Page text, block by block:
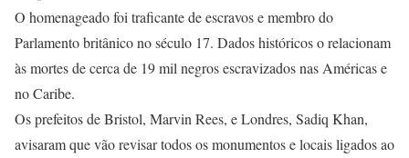
O homenageado foi traficante de escravos e membro do
Parlamento britânico no século 17. Dados históricos o relacionam
às mortes de cerca de 19 mil negros escravizados nas Américas e
no Caribe.
Os prefeitos de Bristol, Marvin Rees, e Londres, Sadiq Khan,
avisaram que vão revisar todos os monumentos e locais ligados ao